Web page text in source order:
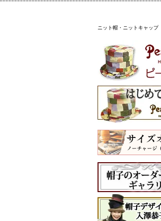
ニット帽・ニットキャップ